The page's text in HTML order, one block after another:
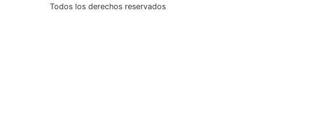
Todos los derechos reservados